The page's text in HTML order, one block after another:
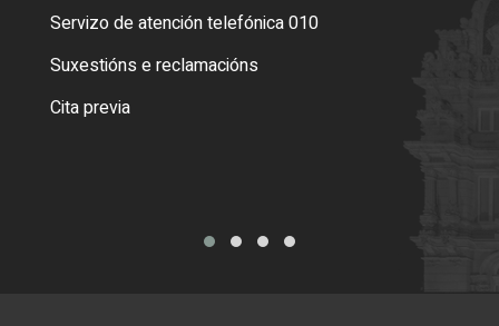
Servizo de atención telefónica 010
Suxestións e reclamacións
Cita previa